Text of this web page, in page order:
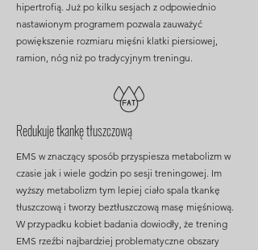
hipertrofią. Już po kilku sesjach z odpowiednio
nastawionym programem pozwala zauważyć
powiększenie rozmiaru mięśni klatki piersiowej,
ramion, nóg niż po tradycyjnym treningu.
Redukuje tkankę tłuszczową
EMS w znaczący sposób przyspiesza metabolizm w
czasie jak i wiele godzin po sesji treningowej. Im
wyższy metabolizm tym lepiej ciało spala tkankę
tłuszczową i tworzy beztłuszczową masę mięśniową.
W przypadku kobiet badania dowiodły, że trening
EMS rzeźbi najbardziej problematyczne obszary